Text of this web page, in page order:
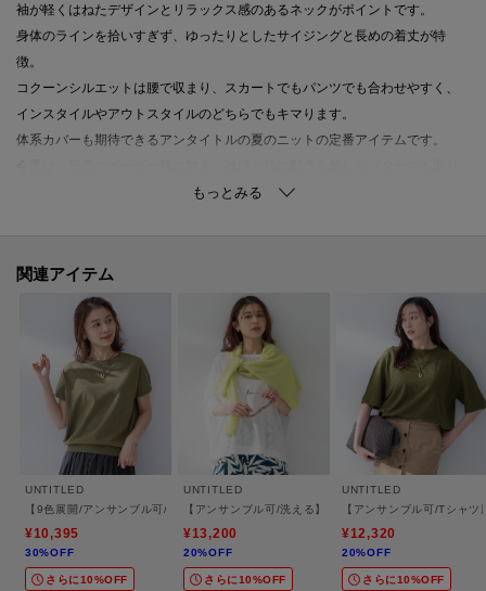
袖が軽くはねたデザインとリラックス感のあるネックがポイントです。
身体のラインを拾いすぎず、ゆったりとしたサイジングと長めの着丈が特
徴。
コクーンシルエットは腰で収まり、スカートでもパンツでも合わせやすく、
インスタイルやアウトスタイルのどちらでもキマります。
体系カバーも期待できるアンタイトルの夏のニットの定番アイテムです。
レーヨン長繊維のしなやかで綺麗めな質感とリサイクル・ナイロンのストレ
ッチ性で、繊細なハイゲージでも透けにくく、清涼感が特徴の細番手レーヨ
ン混ストレッチ素材。
【着こなしポイント】
アウトスタイルでふんわりスカート合わせはもちろん、シャープめなナロー
タイトやテーパードパンツ、ワイドパンツまでボトムを選ばず着用できる夏
のトップスです。
ボトムとのスタイリングバランスによってインスタイルもアウトスタイルも
決まり、ネックが前後で着回しできて着こなしの幅も広がります。
配色の場合は後ろVネックに着ていただくのがおすすめです。
関連アイテム
UNTITLED
【9色展開/アンサンブル可/洗える】コットンベーシックニット
¥10,395
30%OFF
さらに10%OFF
UNTITLED
【アンサンブル可/洗える】シアーレーヨンニット
¥13,200
20%OFF
さらに10%OFF
UNTITLED
【アンサンブル可/Tシャ
¥12,320
20%OFF
さらに10%OFF